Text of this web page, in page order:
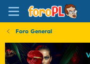
Foro General